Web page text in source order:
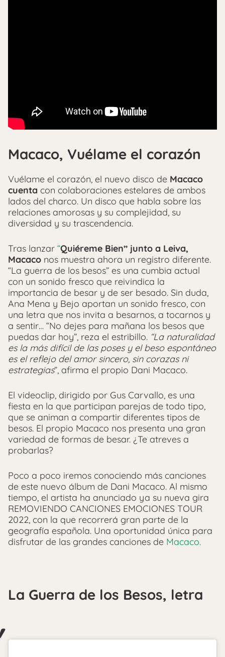
Macaco, Vuélame el corazón
Vuélame el corazón, el nuevo disco de Macaco
cuenta con colaboraciones estelares de ambos
lados del charco. Un disco que habla sobre las
relaciones amorosas y su complejidad, su
diversidad y su trascendencia.
Tras lanzar “Quiéreme Bien” junto a Leiva,
Macaco nos muestra ahora un registro diferente.
“La guerra de los besos” es una cumbia actual
con un sonido fresco que reivindica la
importancia de besar y de ser besado. Sin duda,
Ana Mena y Bejo aportan un sonido fresco, con
una letra que nos invita a besarnos, a tocarnos y
a sentir… “No dejes para mañana los besos que
puedas dar hoy”, reza el estribillo. “La naturalidad
es la más difícil de las poses y el beso espontáneo
es el reflejo del amor sincero, sin corazas ni
estrategias”, afirma el propio Dani Macaco.
El videoclip, dirigido por Gus Carvallo, es una
fiesta en la que participan parejas de todo tipo,
que se animan a compartir diferentes tipos de
besos. El propio Macaco nos presenta una gran
variedad de formas de besar. ¿Te atreves a
probarlas?
Poco a poco iremos conociendo más canciones
de este nuevo álbum de Dani Macaco. Al mismo
tiempo, el artista ha anunciado ya su nueva gira
REMOVIENDO CANCIONES EMOCIONES TOUR
2022, con la que recorrerá gran parte de la
geografía española. Una oportunidad única para
disfrutar de las grandes canciones de Macaco.
La Guerra de los Besos, letra